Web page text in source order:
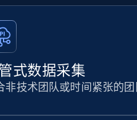
式数据采集
非技术团队或时间紧张的团